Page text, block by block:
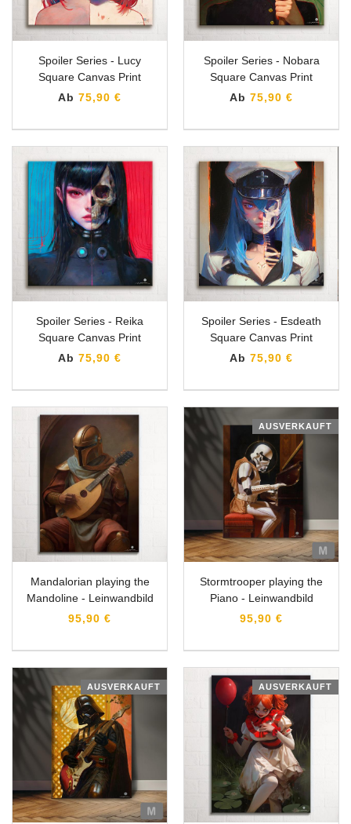
Spoiler Series - Lucy
Square Canvas Print
Ab 75,90 €
Spoiler Series - Nobara
Square Canvas Print
Ab 75,90 €
Spoiler Series - Reika
Square Canvas Print
Ab 75,90 €
Spoiler Series - Esdeath
Square Canvas Print
Ab 75,90 €
Mandalorian playing the
Mandoline - Leinwandbild
95,90 €
AUSVERKAUFT
Stormtrooper playing the
Piano - Leinwandbild
95,90 €
AUSVERKAUFT AUSVERKAUFT